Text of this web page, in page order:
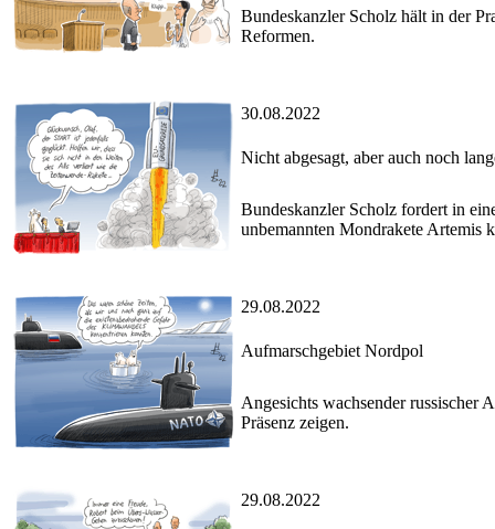
Bundeskanzler Scholz hält in der
Reformen.
30.08.2022
Nicht abgesagt, aber auch noch
Bundeskanzler Scholz fordert in
unbemannten Mondrakete Artemis
29.08.2022
Aufmarschgebiet Nordpol
Angesichts wachsender
Präsenz zeigen.
29.08.2022